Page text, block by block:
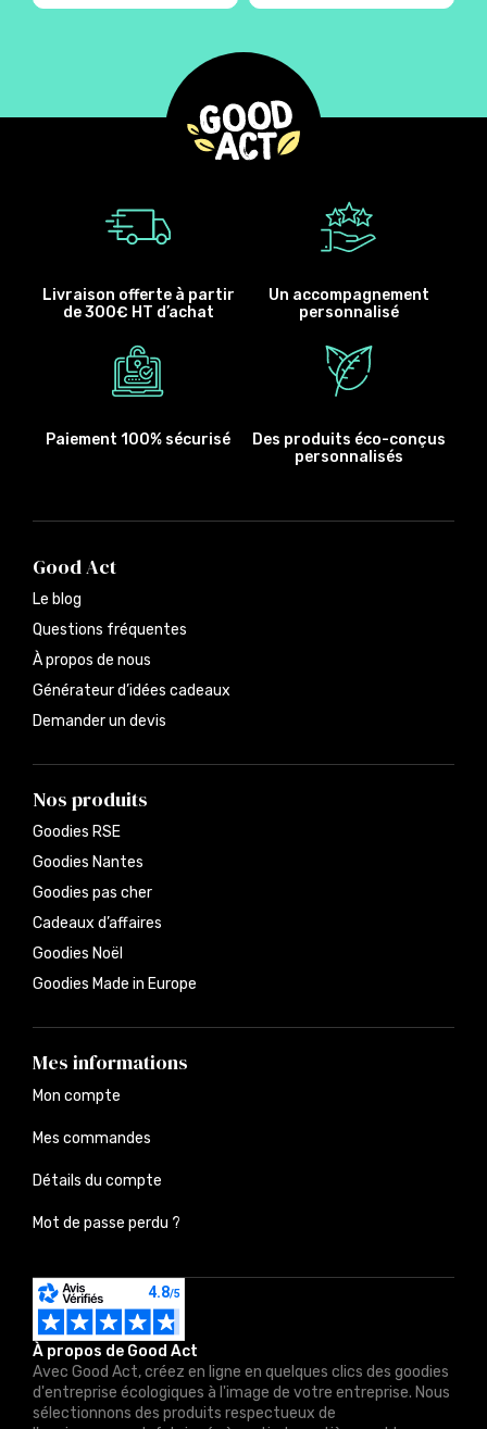
Livraison offerte à partir
de 300€ HT d’achat
Un accompagnement
personnalisé
Paiement 100% sécurisé
Des produits éco-conçus
personnalisés
À propos de Good Act
Avec Good Act, créez en ligne en quelques clics des goodies
d'entreprise écologiques à l'image de votre entreprise. Nous
sélectionnons des produits respectueux de
Good Act
Le blog
Questions fréquentes
À propos de nous
Générateur d’idées cadeaux
Demander un devis
Nos produits
Goodies RSE
Goodies Nantes
Goodies pas cher
Cadeaux d’affaires
Goodies Noël
Goodies Made in Europe
Mes informations
Mon compte
Mes commandes
Détails du compte
Mot de passe perdu ?